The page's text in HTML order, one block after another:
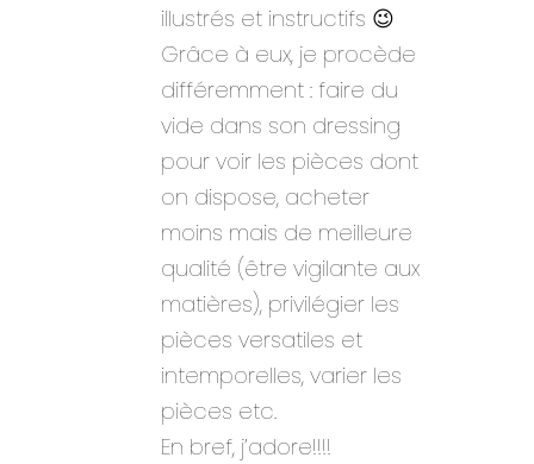
illustrés et instructifs 😉
Grâce à eux, je procède
différemment : faire du
vide dans son dressing
pour voir les pièces dont
on dispose, acheter
moins mais de meilleure
qualité (être vigilante aux
matières), privilégier les
pièces versatiles et
intemporelles, varier les
pièces etc.
En bref, j’adore!!!!